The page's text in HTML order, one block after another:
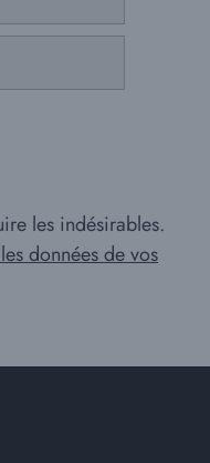
les indésirables.
données de vos